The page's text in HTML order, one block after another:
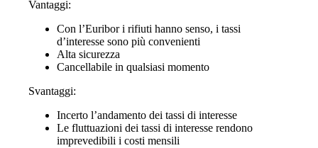
Vantaggi:
Con l’Euribor i rifiuti hanno senso, i tassi
d’interesse sono più convenienti
Alta sicurezza
Cancellabile in qualsiasi momento
Svantaggi:
Incerto l’andamento dei tassi di interesse
Le fluttuazioni dei tassi di interesse rendono
imprevedibili i costi mensili